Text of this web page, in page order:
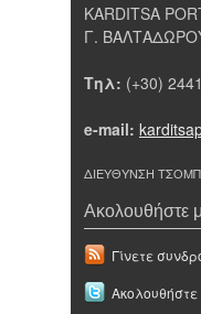
KARDITSA
Γ.
Τηλ: (+30)
e-mail:
ΔΙΕΥΘΥΝΣΗ
Ακολουθήστε
Γίνετε